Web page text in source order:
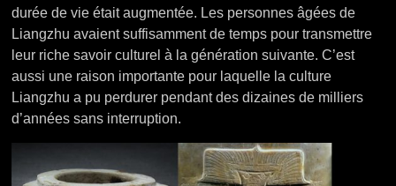
durée de vie était augmentée. Les personnes âgées de
Liangzhu avaient suffisamment de temps pour transmettre
leur riche savoir culturel à la génération suivante. C’est
aussi une raison importante pour laquelle la culture
Liangzhu a pu perdurer pendant des dizaines de milliers
d’années sans interruption.